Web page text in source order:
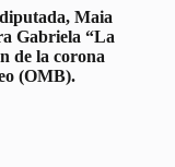
Maia
Gabriela “La
de la corona
(OMB).